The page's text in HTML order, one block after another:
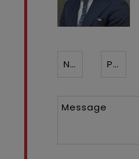
Nom* Prénom
Message